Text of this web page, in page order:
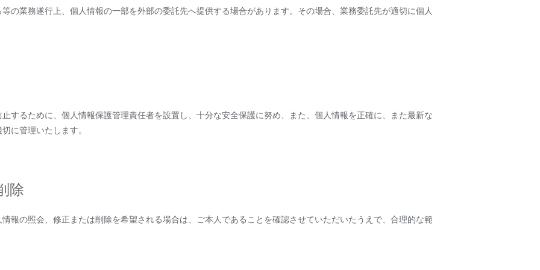
の業務遂行上、個人情報の一部を外部の委託先へ提供する場合があります。その場合、業務委託先が適切に個人
するために、個人情報保護管理責任者を設置し、十分な安全保護に努め、また、個人情報を正確に、また最新な
に管理いたします。
除
報の照会、修正または削除を希望される場合は、ご本人であることを確認させていただいたうえで、合理的な範